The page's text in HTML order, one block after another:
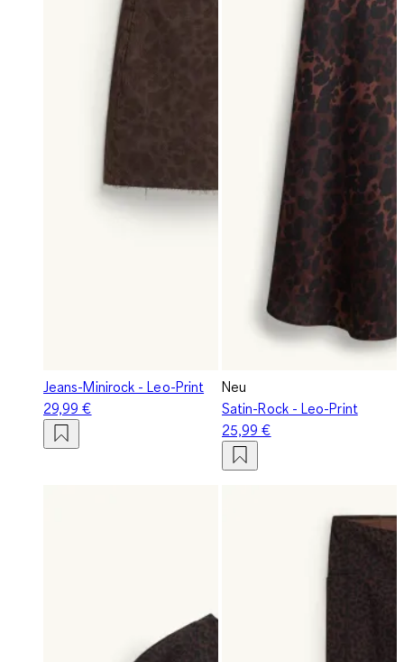
Jeans-Minirock - Leo-Print
29,99 €
Neu
Satin-Rock - Leo-Print
25,99 €